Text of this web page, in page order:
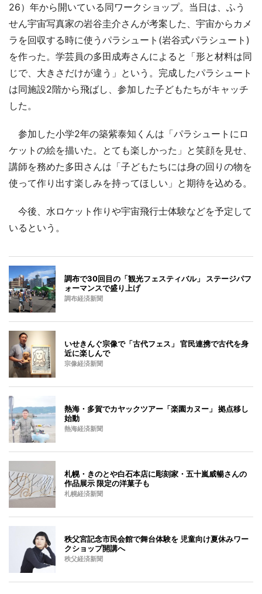
26）年から開いている同ワークショップ。当日は、ふう
せん宇宙写真家の岩谷圭介さんが考案した、宇宙からカメ
ラを回収する時に使うパラシュート(岩谷式パラシュート)
を作った。学芸員の多田成寿さんによると「形と材料は同
じで、大きさだけが違う」という。完成したパラシュート
は同施設2階から飛ばし、参加した子どもたちがキャッチ
した。
参加した小学2年の築紫泰知くんは「パラシュートにロ
ケットの絵を描いた。とても楽しかった」と笑顔を見せ、
講師を務めた多田さんは「子どもたちには身の回りの物を
使って作り出す楽しみを持ってほしい」と期待を込める。
今後、水ロケット作りや宇宙飛行士体験などを予定して
いるという。
調布で30回目の「観光フェスティバル」 ステージパフ
ォーマンスで盛り上げ
調布経済新聞
いせきんぐ宗像で「古代フェス」 官民連携で古代を身
近に楽しんで
宗像経済新聞
熱海・多賀でカヤックツアー「楽園カヌー」 拠点移し
始動
熱海経済新聞
札幌・きのとや白石本店に彫刻家・五十嵐威暢さんの
作品展示 限定の洋菓子も
札幌経済新聞
秩父宮記念市民会館で舞台体験を 児童向け夏休みワー
クショップ開講へ
秩父経済新聞